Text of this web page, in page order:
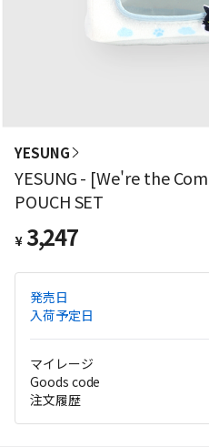
YESUNG
YESUNG - [We're the
POUCH SET
¥ 3,247
発売日
入荷予定日
マイレージ
Goods code
注文履歴